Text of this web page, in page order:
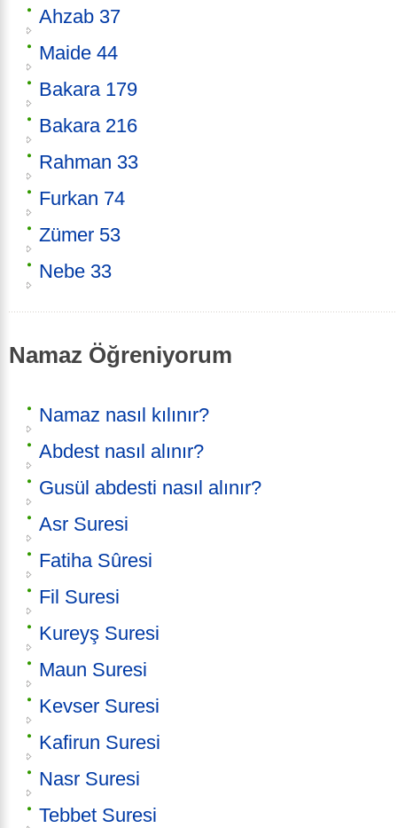
Ahzab 37
Maide 44
Bakara 179
Bakara 216
Rahman 33
Furkan 74
Zümer 53
Nebe 33
Namaz Öğreniyorum
Namaz nasıl kılınır?
Abdest nasıl alınır?
Gusül abdesti nasıl alınır?
Asr Suresi
Fatiha Sûresi
Fil Suresi
Kureyş Suresi
Maun Suresi
Kevser Suresi
Kafirun Suresi
Nasr Suresi
Tebbet Suresi